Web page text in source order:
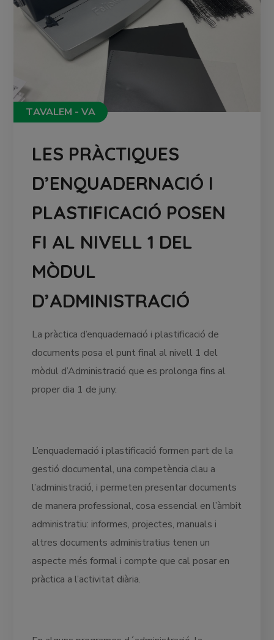
TAVALEM - VA
LES PRÀCTIQUES
D’ENQUADERNACIÓ I
PLASTIFICACIÓ POSEN
FI AL NIVELL 1 DEL
MÒDUL
D’ADMINISTRACIÓ
La pràctica d’enquadernació i plastificació de
documents posa el punt final al nivell 1 del
mòdul d’Administració que es prolonga fins al
proper dia 1 de juny.
L’enquadernació i plastificació formen part de la
gestió documental, una competència clau a
l’administració, i permeten presentar documents
de manera professional, cosa essencial en l’àmbit
administratiu: informes, projectes, manuals i
altres documents administratius tenen un
aspecte més formal i compte que cal posar en
pràctica a l’activitat diària.